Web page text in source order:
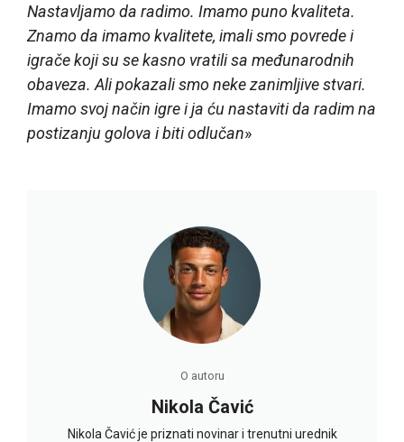
Nastavljamo da radimo. Imamo puno kvaliteta.
Znamo da imamo kvalitete, imali smo povrede i
igrače koji su se kasno vratili sa međunarodnih
obaveza. Ali pokazali smo neke zanimljive stvari.
Imamo svoj način igre i ja ću nastaviti da radim na
postizanju golova i biti odlučan»
O autoru
Nikola Čavić
Nikola Čavić je priznati novinar i trenutni urednik